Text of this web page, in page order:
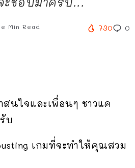
Min Read 730 0
สนใจและเพื่อนๆ ชาวแค
บ
เกมที่จะทำให้คุณสวม